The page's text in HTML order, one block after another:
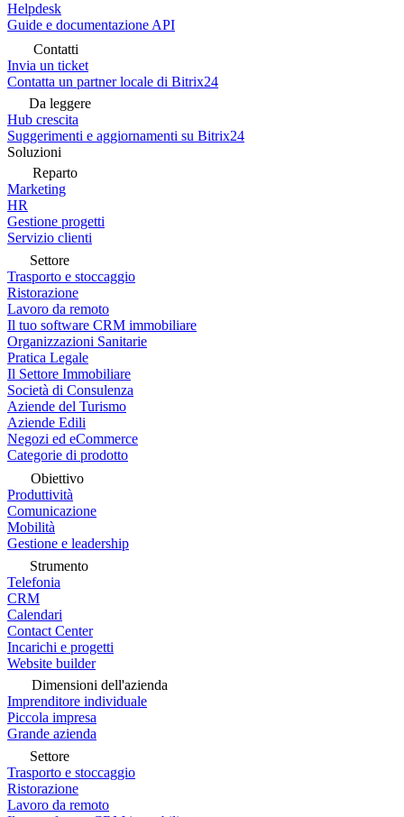
Helpdesk
Guide e documentazione API
Contatti
Invia un ticket
Contatta un partner locale di Bitrix24
Da leggere
Hub crescita
Suggerimenti e aggiornamenti su Bitrix24
Soluzioni
Reparto
Marketing
HR
Gestione progetti
Servizio clienti
Settore
Trasporto e stoccaggio
Ristorazione
Lavoro da remoto
Il tuo software CRM immobiliare
Organizzazioni Sanitarie
Pratica Legale
Il Settore Immobiliare
Società di Consulenza
Aziende del Turismo
Aziende Edili
Negozi ed eCommerce
Categorie di prodotto
Obiettivo
Produttività
Comunicazione
Mobilità
Gestione e leadership
Strumento
Telefonia
CRM
Calendari
Contact Center
Incarichi e progetti
Website builder
Dimensioni dell'azienda
Imprenditore individuale
Piccola impresa
Grande azienda
Settore
Trasporto e stoccaggio
Ristorazione
Lavoro da remoto